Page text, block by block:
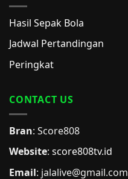
Hasil Sepak Bola
Jadwal Pertandingan
Peringkat
CONTACT US
Bran: Score808
Website: score808tv.id
Email: jalalive@gmail.com